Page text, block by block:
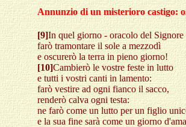
Annunzio di un misterioro castigo:
[9]In quel giorno - oracolo del
farò tramontare il sole a mezzodì
e oscurerò la terra in pieno giorno!
[10]Cambierò le vostre feste in lutto
e tutti i vostri canti in lamento:
farò vestire ad ogni fianco il sacco,
renderò calva ogni testa:
ne farò come un lutto per un figlio
e la sua fine sarà come un giorno